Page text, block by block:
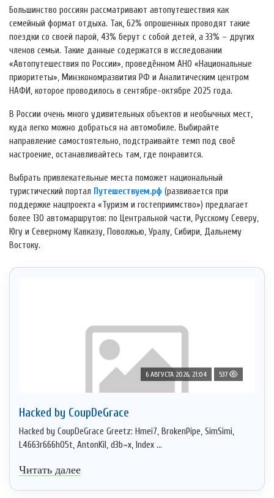
Большинство россиян рассматривают автопутешествия как
семейный формат отдыха. Так, 62% опрошенных проводят такие
поездки со своей парой, 43% берут с собой детей, а 33% – других
членов семьи. Такие данные содержатся в исследовании
«Автопутешествия по России», проведённом АНО «Национальные
приоритеты», Минэкономразвития РФ и Аналитическим центром
НАФИ, которое проводилось в сентябре-октябре 2025 года.
В России очень много удивительных объектов и необычных мест,
куда легко можно добраться на автомобиле. Выбирайте
направление самостоятельно, подстраивайте темп под своё
настроение, останавливайтесь там, где понравится.
Выбрать привлекательные места поможет национальный
туристический портал Путешествуем.рф (развивается при
поддержке нацпроекта «Туризм и гостеприимство») предлагает
более 130 автомаршрутов: по Центральной части, Русскому Северу,
Югу и Северному Кавказу, Поволжью, Уралу, Сибири, Дальнему
Востоку.
6 АВГУСТА 2026, 21:04 537
Hacked by CoupDeGrace
Hacked by CoupDeGrace Greetz: Hmei7, BrokenPipe, SimSimi,
L4663r666h05t, AntonKil, d3b~x, Index ...
Читать далее